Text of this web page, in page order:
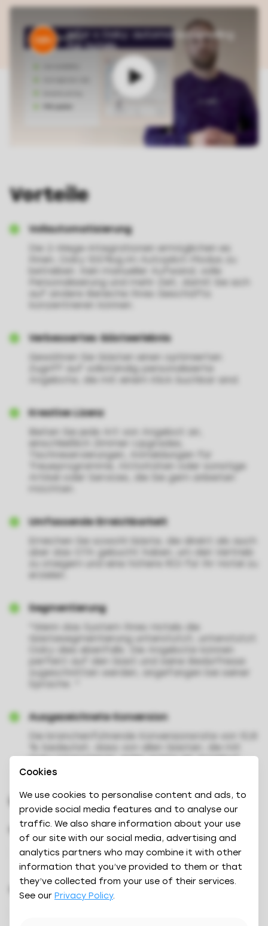
Cookies
We use cookies to personalise content and ads, to
provide social media features and to analyse our
traffic. We also share information about your use
of our site with our social media, advertising and
analytics partners who may combine it with other
information that you’ve provided to them or that
they’ve collected from your use of their services.
See our Privacy Policy.
Infor x Oaky: automated upselling
for hotels
Vorteile
Vollautomatisierung
Die 2-Wege-Integrationen ermöglichen es
Ihnen, Oaky 100%ig im Autopilot-Modus zu
betreiben. Kein manueller Aufwand, volle
Personalisierung und mehr Zeit, damit Sie sich
Verbessertes Gästeerlebnis
Gewähren Sie Gästen einen optimierten
Zugriff auf vollständig personalisierte
Angebote, die mit einem Klick buchbar sind.
Kreative Lizenz
Bieten Sie jede Art von Angebot an,
einschließlich Zimmer-Upgrades,
Tischreservierungen, Anmeldungen für
Treueprogramme, Aktivitäten oder sonstige
Artikel oder Services, die Sie gern anbieten
Umfassende Erreichbarkeit
Erreichen Sie sowohl Gäste, die direkt als auch
über das OTA gebucht haben, um den Vertrieb
zu steigern und eine höhere ROI für Ihr Hotel zu
Segmentierung
"Wenn das System Ihres Hotels die
Gästesegmentierung unterstützt, unterstützt
Oaky dies ebenfalls. Die Angebote können
perfekt auf den Gast und seine Bedürfnisse
zugeschnitten werden, angefangen bei seiner
Ausgezeichnete Konversion
Die branchenführende Konversionsrate von 10,8
% bedeutet, dass von allen Gästen, die mit
Oaky interagieren, jeder achte ein Angebot
bucht.
Über
KATEGORIE
PMS
STATUS